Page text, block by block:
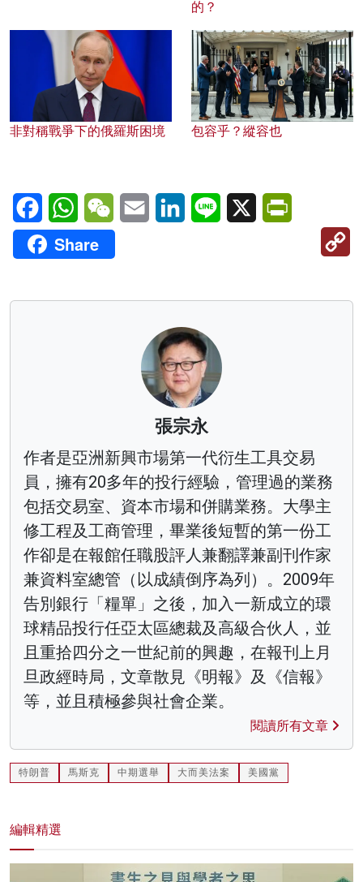
的？
非對稱戰爭下的俄羅斯困境 包容乎？縱容也
FacebookWhatsAppWeChatEmail LinkedInLine X
Share
張宗永
作者是亞洲新興市場第一代衍生工具交易
員，擁有20多年的投行經驗，管理過的業務
包括交易室、資本市場和併購業務。大學主
修工程及工商管理，畢業後短暫的第一份工
作卻是在報館任職股評人兼翻譯兼副刊作家
兼資料室總管（以成績倒序為列）。2009年
告別銀行「糧單」之後，加入一新成立的環
球精品投行任亞太區總裁及高級合伙人，並
且重拾四分之一世紀前的興趣，在報刊上月
旦政經時局，文章散見《明報》及《信報》
等，並且積極參與社會企業。
閱讀所有文章
特朗普 馬斯克 中期選舉 大而美法案 美國黨
編輯精選